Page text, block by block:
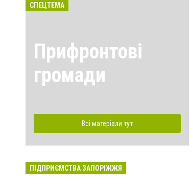
СПЕЦТЕМА
Прифронтові
громади
Всі матеріали тут
ПІДПРИЄМСТВА ЗАПОРІЖЖЯ